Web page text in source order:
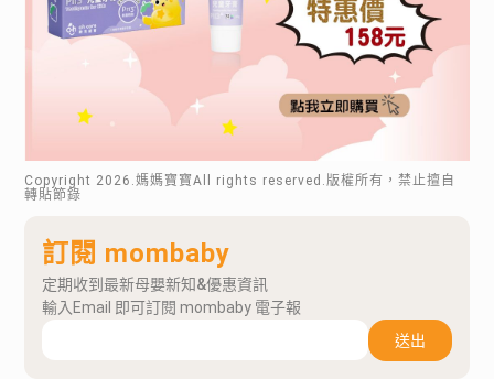
Copyright 2026 .媽媽寶寶All rights reserved.版權所有，禁止擅自
轉貼節錄
訂閱 mombaby
定期收到最新母嬰新知&優惠資訊
輸入Email 即可訂閱 mombaby 電子報
送出